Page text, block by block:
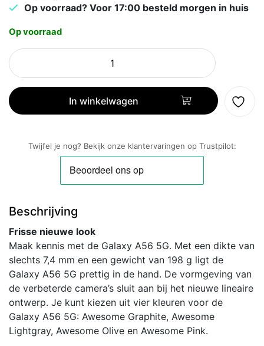
Op voorraad? Voor 17:00 besteld morgen in huis
Op voorraad
Samsung
A56
Grijs
aantal
In winkelwagen
Twijfel je nog? Bekijk onze klantervaringen op Trustpilot:
Beschrijving
Frisse nieuwe look
Maak kennis met de Galaxy A56 5G. Met een dikte van
slechts 7,4 mm en een gewicht van 198 g ligt de
Galaxy A56 5G prettig in de hand. De vormgeving van
de verbeterde camera’s sluit aan bij het nieuwe lineaire
ontwerp. Je kunt kiezen uit vier kleuren voor de
Galaxy A56 5G: Awesome Graphite, Awesome
Lightgray, Awesome Olive en Awesome Pink.